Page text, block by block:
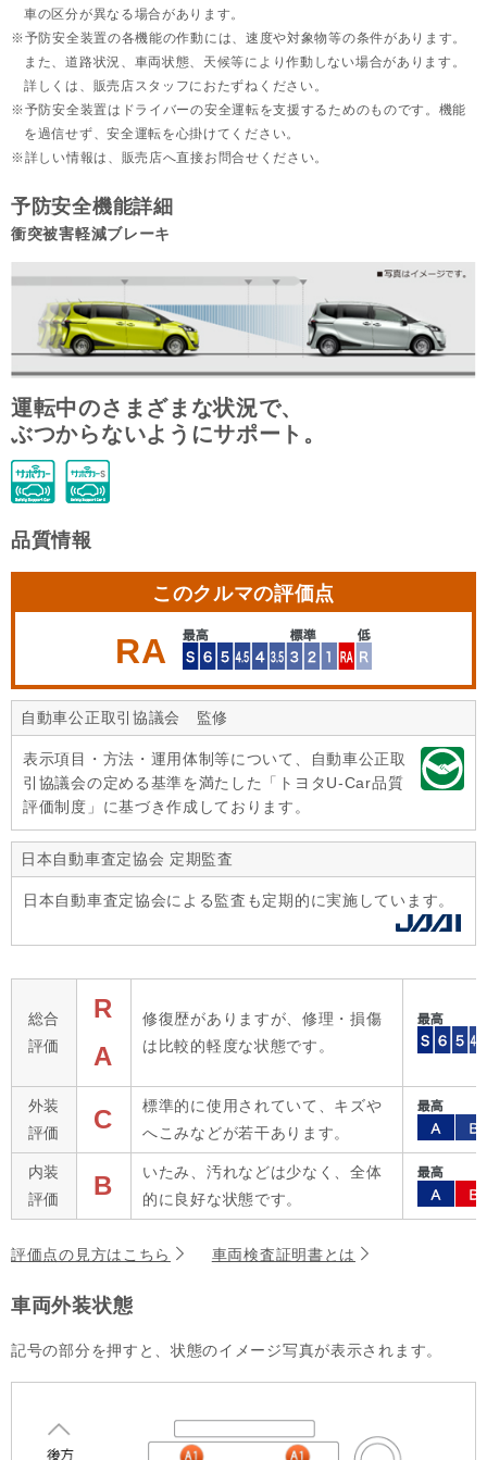
車の区分が異なる場合があります。
予防安全装置の各機能の作動には、速度や対象物等の条件があります。
また、道路状況、車両状態、天候等により作動しない場合があります。
詳しくは、販売店スタッフにおたずねください。
予防安全装置はドライバーの安全運転を支援するためのものです。機能
を過信せず、安全運転を心掛けてください。
詳しい情報は、販売店へ直接お問合せください。
予防安全機能詳細
衝突被害軽減ブレーキ
運転中のさまざまな状況で、
ぶつからないようにサポート。
品質情報
このクルマの評価点
RA
自動車公正取引協議会 監修
表示項目・方法・運用体制等について、自動車公正取
引協議会の定める基準を満たした「トヨタU-Car品質
評価制度」に基づき作成しております。
日本自動車査定協会 定期監査
日本自動車査定協会による監査も定期的に実施しています。
総合
評価
R
A
修復歴がありますが、修理・損傷
は比較的軽度な状態です。
外装
評価
C
標準的に使用されていて、キズや
へこみなどが若干あります。
内装
評価
B
いたみ、汚れなどは少なく、全体
的に良好な状態です。
評価点の見方はこちら 車両検査証明書とは
車両外装状態
記号の部分を押すと、状態のイメージ写真が表示されます。